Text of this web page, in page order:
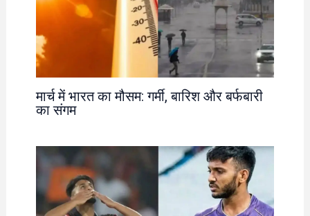
मार्च में भारत का मौसम: गर्मी, बारिश और बर्फबारी
का संगम